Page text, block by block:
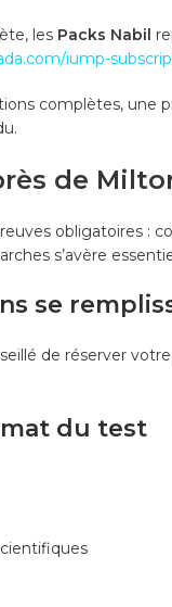
les Packs Nabil
iump-
complètes, une
de
obligatoires :
s’avère
se
de réserver
du test